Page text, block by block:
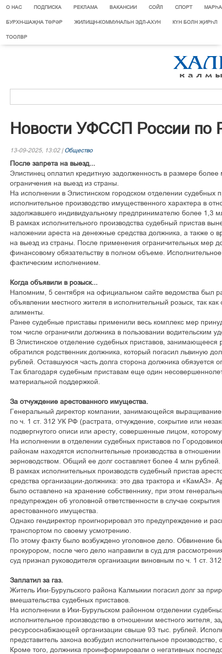
О НАС ПОДПИСКА РЕКЛАМА ВАКАНСИИ СОЙЛ СПОРТ
БУРХН-ШАҖНА ТӨРӘР ЖИЛИЩН-КОММУНАЛЬН ЭДЛ-АХУН КҮН БОЛН ҖИРҺЛ
ТООЛВР
Новости УФССП России по
13-09-2025, 13:02 | Общество
После запрета на выезд...
Элистинец оплатил кредитную задолженность в размере
ограничения на выезд из страны.
На исполнении в Элистинском городском отделении судебных
исполнительное производство имущественного характера в
задолжавшего индивидуальному предпринимателю более 1,3
В рамках исполнительного производства судебный пристав
наложении ареста на денежные средства должника, а также о
на выезд из страны. После применения ограничительных мер
финансовому обязательству в полном объеме. Исполнительное
фактическим исполнением.
Когда объявили в розыск...
Напомним, 5 сентября на официальном сайте ведомства был
объявлении местного жителя в исполнительный розыск, так
алименты.
Ранее судебные приставы применили весь комплекс мер
том числе ограничили должника в пользовании водительским
В Элистинское отделение судебных приставов, занимающееся
обратился родственник должника, который погасил львиную
рублей. Оставшуюся часть долга сторона должника обязуется
Так благодаря судебным приставам еще один
материальной поддержкой.
За отчуждение арестованного имущества.
Генеральный директор компании, занимающейся
по ч. 1 ст. 312 УК РФ (растрата, отчуждение, сокрытие или
подвергнутого описи или аресту, совершенные лицом,
На исполнении в отделении судебных приставов по
районам находятся исполнительные производства в
зерноводством. Общий ее долг составляет более 4 млн рублей.
В рамках исполнительных производств судебный пристав
средства организации-должника: это два трактора и «КамАЗ».
было оставлено на хранение собственнику, при этом
предупрежден об уголовной ответственности в случае
арестованного имущества.
Однако гендиректор проигнорировал это предупреждение и
транспортом по своему усмотрению.
По этому факту было возбуждено уголовное дело. Обвинение
прокурором, после чего дело направили в суд для
суд признал руководителя организации виновным по ч. 1 ст.
Заплатил за газ.
Житель Ики-Бурульского района Калмыкии погасил долг за
вмешательства судебных приставов.
На исполнении в Ики-Бурульском районном отделении
исполнительное производство в отношении местного жителя,
ресурсоснабжающей организации свыше 93 тыс. рублей.
представитель закона возбудил исполнительное
Кроме того, должника проинформировали о негативных